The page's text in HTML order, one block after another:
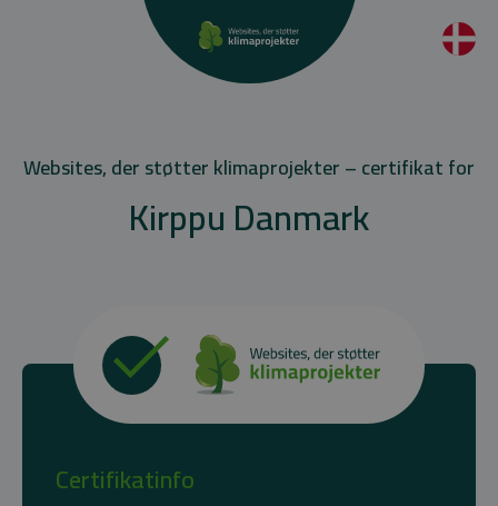
Websites, der støtter klimaprojekter – certifikat for
Kirppu Danmark
Certifikatinfo